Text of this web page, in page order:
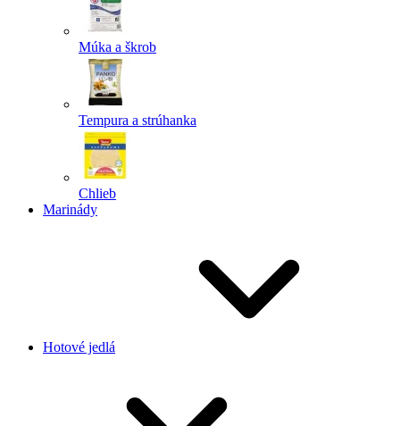
Múka a škrob
Tempura a strúhanka
Chlieb
Marinády
Hotové jedlá